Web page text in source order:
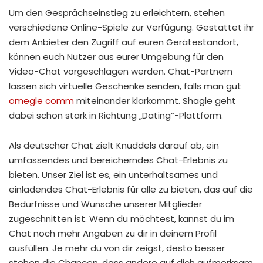
Um den Gesprächseinstieg zu erleichtern, stehen
verschiedene Online-Spiele zur Verfügung. Gestattet ihr
dem Anbieter den Zugriff auf euren Gerätestandort,
können euch Nutzer aus eurer Umgebung für den
Video-Chat vorgeschlagen werden. Chat-Partnern
lassen sich virtuelle Geschenke senden, falls man gut
omegle comm miteinander klarkommt. Shagle geht
dabei schon stark in Richtung „Dating“-Plattform.
Als deutscher Chat zielt Knuddels darauf ab, ein
umfassendes und bereicherndes Chat-Erlebnis zu
bieten. Unser Ziel ist es, ein unterhaltsames und
einladendes Chat-Erlebnis für alle zu bieten, das auf die
Bedürfnisse und Wünsche unserer Mitglieder
zugeschnitten ist. Wenn du möchtest, kannst du im
Chat noch mehr Angaben zu dir in deinem Profil
ausfüllen. Je mehr du von dir zeigst, desto besser